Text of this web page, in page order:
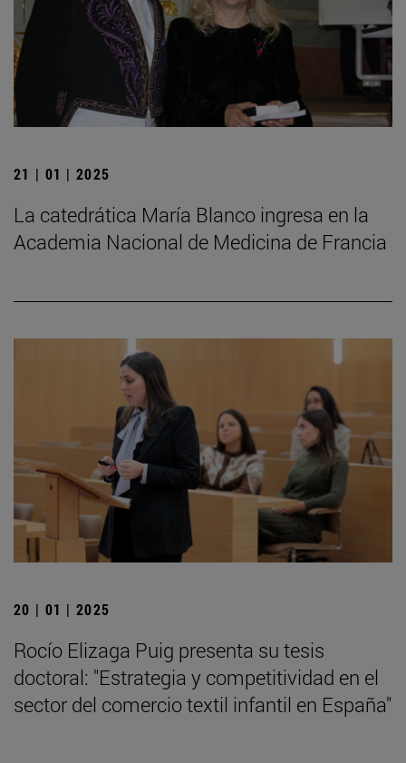
21 | 01 | 2025
La catedrática María Blanco ingresa en la
Academia Nacional de Medicina de Francia
20 | 01 | 2025
Rocío Elizaga Puig presenta su tesis
doctoral: "Estrategia y competitividad en el
sector del comercio textil infantil en España"